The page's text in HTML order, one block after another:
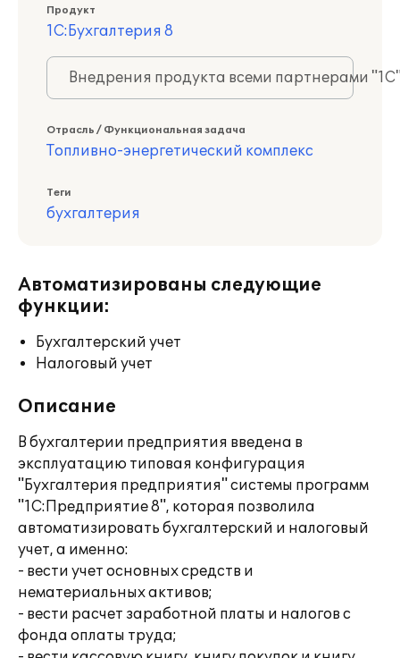
Продукт
1С:Бухгалтерия 8
Внедрения продукта всеми партнерами
Отрасль / Функциональная задача
Топливно-энергетический комплекс
Теги
бухгалтерия
Автоматизированы следующие
функции:
Бухгалтерский учет
Налоговый учет
Описание
В бухгалтерии предприятия введена в
эксплуатацию типовая конфигурация
"Бухгалтерия предприятия" системы программ
"1С:Предприятие 8", которая позволила
автоматизировать бухгалтерский и налоговый
учет, а именно:
- вести учет основных средств и
нематериальных активов;
- вести расчет заработной платы и налогов с
фонда оплаты труда;